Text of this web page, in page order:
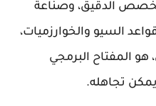
الدقيق، وصناعة
السيو والخوارزميات،
هو المفتاح البرمجي
تجاهله.